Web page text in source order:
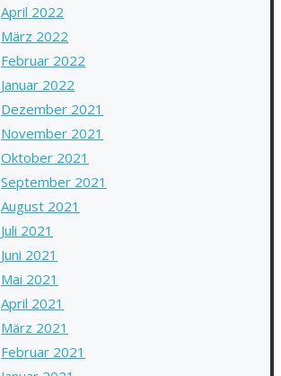
April 2022
März 2022
Februar 2022
Januar 2022
Dezember 2021
November 2021
Oktober 2021
September 2021
August 2021
Juli 2021
Juni 2021
Mai 2021
April 2021
März 2021
Februar 2021